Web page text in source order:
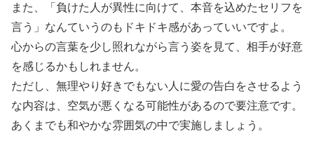
また、「負けた人が異性に向けて、本音を込めたセリフを
言う」なんていうのもドキドキ感があっていいですよ。
心からの言葉を少し照れながら言う姿を見て、相手が好意
を感じるかもしれません。
ただし、無理やり好きでもない人に愛の告白をさせるよう
な内容は、空気が悪くなる可能性があるので要注意です。
あくまでも和やかな雰囲気の中で実施しましょう。